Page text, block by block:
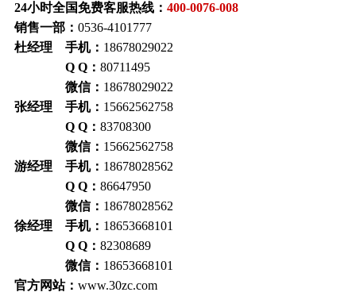
24小时全国免费客服热线： 400-0076-008
销售一部： 0536-4101777
杜经理 手机： 18678029022
Q Q： 80711495
微信： 18678029022
张经理 手机： 15662562758
Q Q： 83708300
微信： 15662562758
游经理 手机： 18678028562
Q Q： 86647950
微信： 18678028562
徐经理 手机： 18653668101
Q Q： 82308689
微信： 18653668101
官方网站： www.30zc.com